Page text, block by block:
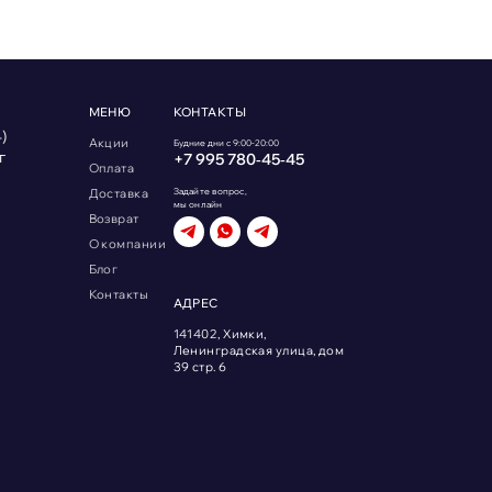
МЕНЮ
Акции
Оплата
Доставка
Возврат
О компании
Блог
Контакты
КОНТАКТЫ
Будние дни с 9:00-20:00
+7 995 780‑45‑45
Задайте вопрос,
мы онлайн
АДРЕС
141402, Химки,
Ленинградская улица, дом
39 стр. 6